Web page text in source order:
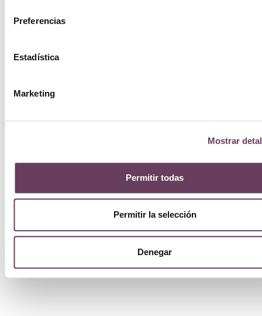
Preferencias
Estadística
Marketing
Mostrar
Permitir todas
Permitir la selección
Denegar